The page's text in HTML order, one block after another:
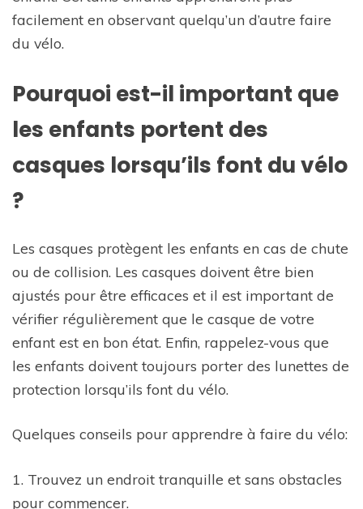
facilement en observant quelqu’un d’autre faire
du vélo.
Pourquoi est-il important que
les enfants portent des
casques lorsqu’ils font du vélo
?
Les casques protègent les enfants en cas de chute
ou de collision. Les casques doivent être bien
ajustés pour être efficaces et il est important de
vérifier régulièrement que le casque de votre
enfant est en bon état. Enfin, rappelez-vous que
les enfants doivent toujours porter des lunettes de
protection lorsqu’ils font du vélo.
Quelques conseils pour apprendre à faire du vélo:
1. Trouvez un endroit tranquille et sans obstacles
pour commencer.